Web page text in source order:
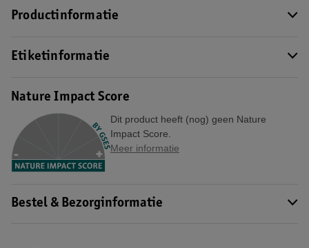
Productinformatie
Etiketinformatie
Nature Impact Score
Dit product heeft (nog) geen Nature
Impact Score.
Meer informatie
Bestel & Bezorginformatie